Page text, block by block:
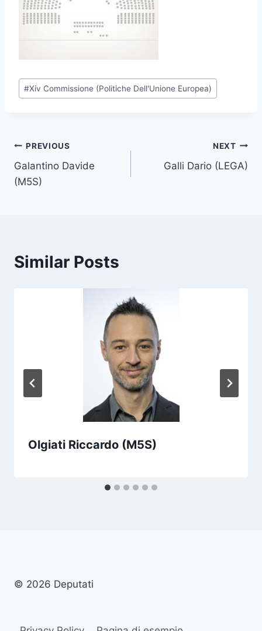
P
o
T
a
g
#Xiv Commissione (Politiche Dell'Unione Europea)
Post
navigation
PREVIOUS
Galantino Davide
(M5S)
NEXT
Galli Dario (LEGA)
Similar Posts
Olgiati Riccardo (M5S)
© 2026 Deputati